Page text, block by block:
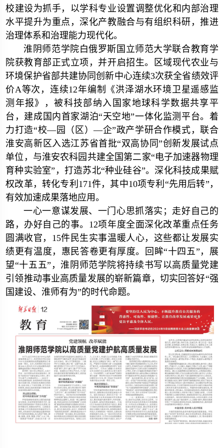
校建设为抓手，以学科专业设置调整优化和内部治理
水平提升为重点，深化产教融合与有组织科研，推进
治理体系和治理能力现代化。
淮阴师范学院白俄罗斯国立师范大学联合教育学
院获教育部正式立项，并开启招生。区域现代农业与
环境保护省部共建协同创新中心连续3次获全省绩效评
价A等次，连续12年编制《洪泽湖水环境卫星遥感监
测年报》，被科技部纳入国家地球科学数据共享平
台，建成国内首家湖泊“天空地”一体化监测平台。着
力打造“校—园（区）—企”政产学研合作模式，联合
淮安高新区入选江苏省首批“双高协同”创新发展试点
单位，与淮安农科园共建全国第二家“电子加速器物理
育种实验室”，打造苏北“种业硅谷”。深化科技成果赋
权改革，转化专利171件，其中10项专利“先用后转”，
有效加速成果落地应用。
一心一意谋发展、一门心思抓落实；走好自己的
路，办好自己的事。12项年度全面深化改革重点任务
圆满收官，15件民生实事温暖人心，这些都让发展实
绩更有温度，惠民答卷更有厚度。回眸“十四五”，展
望“十五五”，淮阴师范学院将持续书写以高质量党建
引领推动事业高质量发展的崭新篇章，切实回答好“强
国建设、淮师有为”的时代命题。